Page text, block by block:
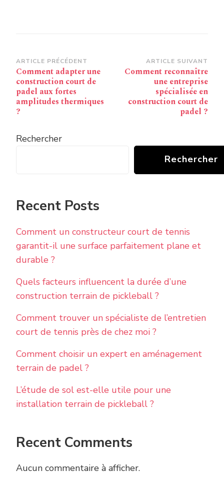
Navigation
d’article
ARTICLE PRÉCÉDENT
Comment adapter une
construction court de
padel aux fortes
amplitudes thermiques
?
ARTICLE SUIVANT
Comment reconnaître
une entreprise
spécialisée en
construction court de
padel ?
Rechercher
Rechercher
Recent Posts
Comment un constructeur court de tennis
garantit-il une surface parfaitement plane et
durable ?
Quels facteurs influencent la durée d’une
construction terrain de pickleball ?
Comment trouver un spécialiste de l’entretien
court de tennis près de chez moi ?
Comment choisir un expert en aménagement
terrain de padel ?
L’étude de sol est-elle utile pour une
installation terrain de pickleball ?
Recent Comments
Aucun commentaire à afficher.